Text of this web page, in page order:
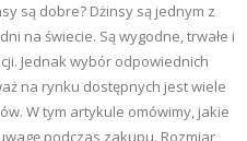
są dobre? Dżinsy są jednym z
na świecie. Są wygodne, trwałe i
Jednak wybór odpowiednich
na rynku dostępnych jest wiele
W tym artykule omówimy, jakie
podczas zakupu. Rozmiar